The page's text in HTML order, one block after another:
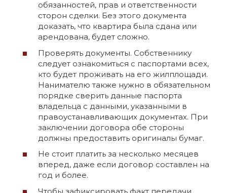
обязанностей, прав и ответственности
сторон сделки. Без этого документа
доказать, что квартира была сдана или
арендована, будет сложно.
Проверять документы. Собственнику
следует ознакомиться с паспортами всех,
кто будет проживать на его жилплощади.
Нанимателю также нужно в обязательном
порядке сверить данные паспорта
владельца с данными, указанными в
правоустанавливающих документах. При
заключении договора обе стороны
должны предоставить оригиналы бумаг.
Не стоит платить за несколько месяцев
вперед, даже если договор составлен на
год и более.